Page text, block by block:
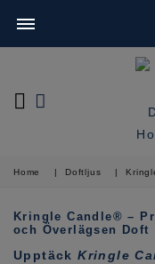
Home | Doftljus |
Kringle Candle® –
och Överlägsen Doft
UpptäckKringle